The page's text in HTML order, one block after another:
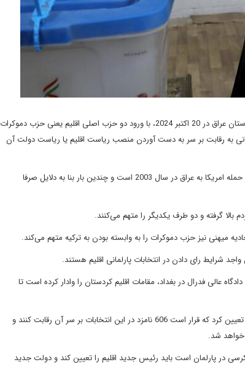
آمادگی بی‌‌سابقه و زودهنگام برای برگزاری انتخابات پارلمانی اقلیم کردستان عراق در 20 اکتبر 2024، با ورود دو حزب اصلی اقلیم یعنی حزب دموکرات
به رقابت بر سر به دست آوردن منصب ریاست اقلیم یا ریاست دولت آن
به گزارش میدل ایست نیوز، این ششمین انتخابات پارلمانی اقلیم کردستان عراق پس از حمله امریکا به عراق در سال 2003 است و چندین بار بنا به دلایل صرفا
گرفته و دو طرف یکدیگر را متهم می‌کنند.
میهنی نیز حزب دموکرات را به وابسته بودن به ترکیه متهم می‌کند.
دادگاه عالی فدرال در بغداد، مقامات اقلیم کردستان را وادار کرده است تا
این دادگاه ضمن ابطال کمیساریای انتخابات اقلیم، تعداد کرسی‌ها پارلمان را 100 کرسی تعیین کرد که قرار است 606 نامزد در این انتخابات بر سر آن رقابت کنند و
خواهد شد.
در پارلمان است باید رئیس جدید اقلیم را تعیین کند و دولت جدید